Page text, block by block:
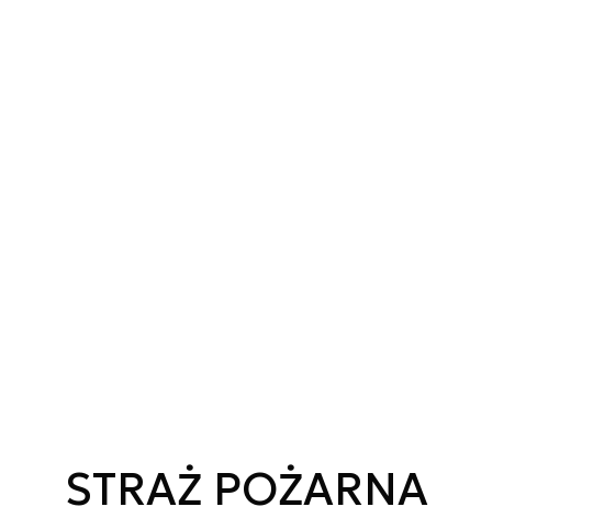
STRAŻ POŻARNA